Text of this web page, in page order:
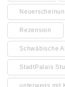
Rezension
Schwäbische
StadtPalais
unterwegs mit